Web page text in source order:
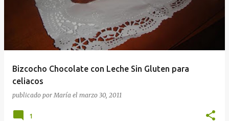
Bizcocho Chocolate con Leche Sin Gluten para
celiacos
publicado por María el marzo 30, 2011
1